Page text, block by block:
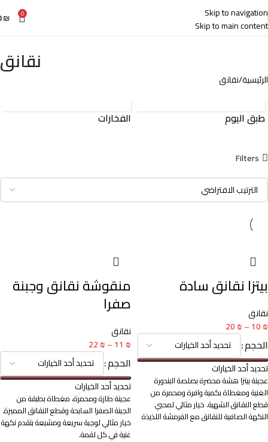
Skip to navigation
Skip to main content
0
₪
نقانق
الرئيسية نقانق
طبق اليوم الفخارات
Filters
بيتزا نقانق سادة
نقانق
10₪
–
20₪
الحجم
تحديد أحد الخيارات
عجينة بيتزا هشة محضرة بصلصة البندورة
الغنية ومغطاة بكمية وافرة ومحمرة من
قطع النقانق الشهية. خيار مثالي لمحبي
النكهة الصافية للنقانق مع القرمشة اللذيذة
منقوشة نقانق وجبنة
صفرا
نقانق
11 ₪
–
22₪
الحجم
تحديد أحد الخيارات
عجينة طازة ومحمرة، مغطاة بطبقة من
الجبنة الصفرا السايحة وقطع النقانق المميزة.
خيار مثالي لوجبة سريعة ومشبعة بتقدم نكهة
غنية في كل لقمة.